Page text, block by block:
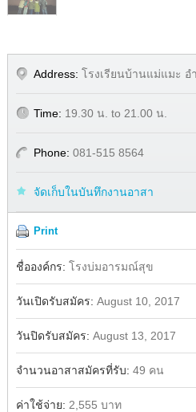
Address: โรงเรียนบ้านแม่แมะ อ
Time: 19.30 น. to 21.00 น.
Phone: 081-515 8564
จัดเก็บในบันทึกงานอาสา
Print
Facebook
ชื่อองค์กร: โรงบ่มอารมณ์สุข
วันเปิดรับสมัคร: August 10, 2017
วันปิดรับสมัคร: August 13, 2017
จำนวนอาสาสมัครที่รับ: 49 คน
ค่าใช้จ่าย: 2,555 บาท